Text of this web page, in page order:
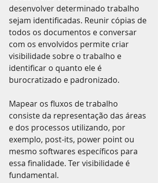
desenvolver determinado trabalho
sejam identificadas. Reunir cópias de
todos os documentos e conversar
com os envolvidos permite criar
visibilidade sobre o trabalho e
identificar o quanto ele é
burocratizado e padronizado.
Mapear os fluxos de trabalho
consiste da representação das áreas
e dos processos utilizando, por
exemplo, post-its, power point ou
mesmo softwares específicos para
essa finalidade. Ter visibilidade é
fundamental.